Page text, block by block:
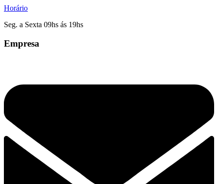
Horário
Seg. a Sexta 09hs ás 19hs
Empresa